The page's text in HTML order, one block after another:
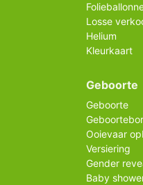
Losse
Helium
Kleurkaart
Geboorte
Geboorte
Ooievaar
Versiering
Gender
Baby